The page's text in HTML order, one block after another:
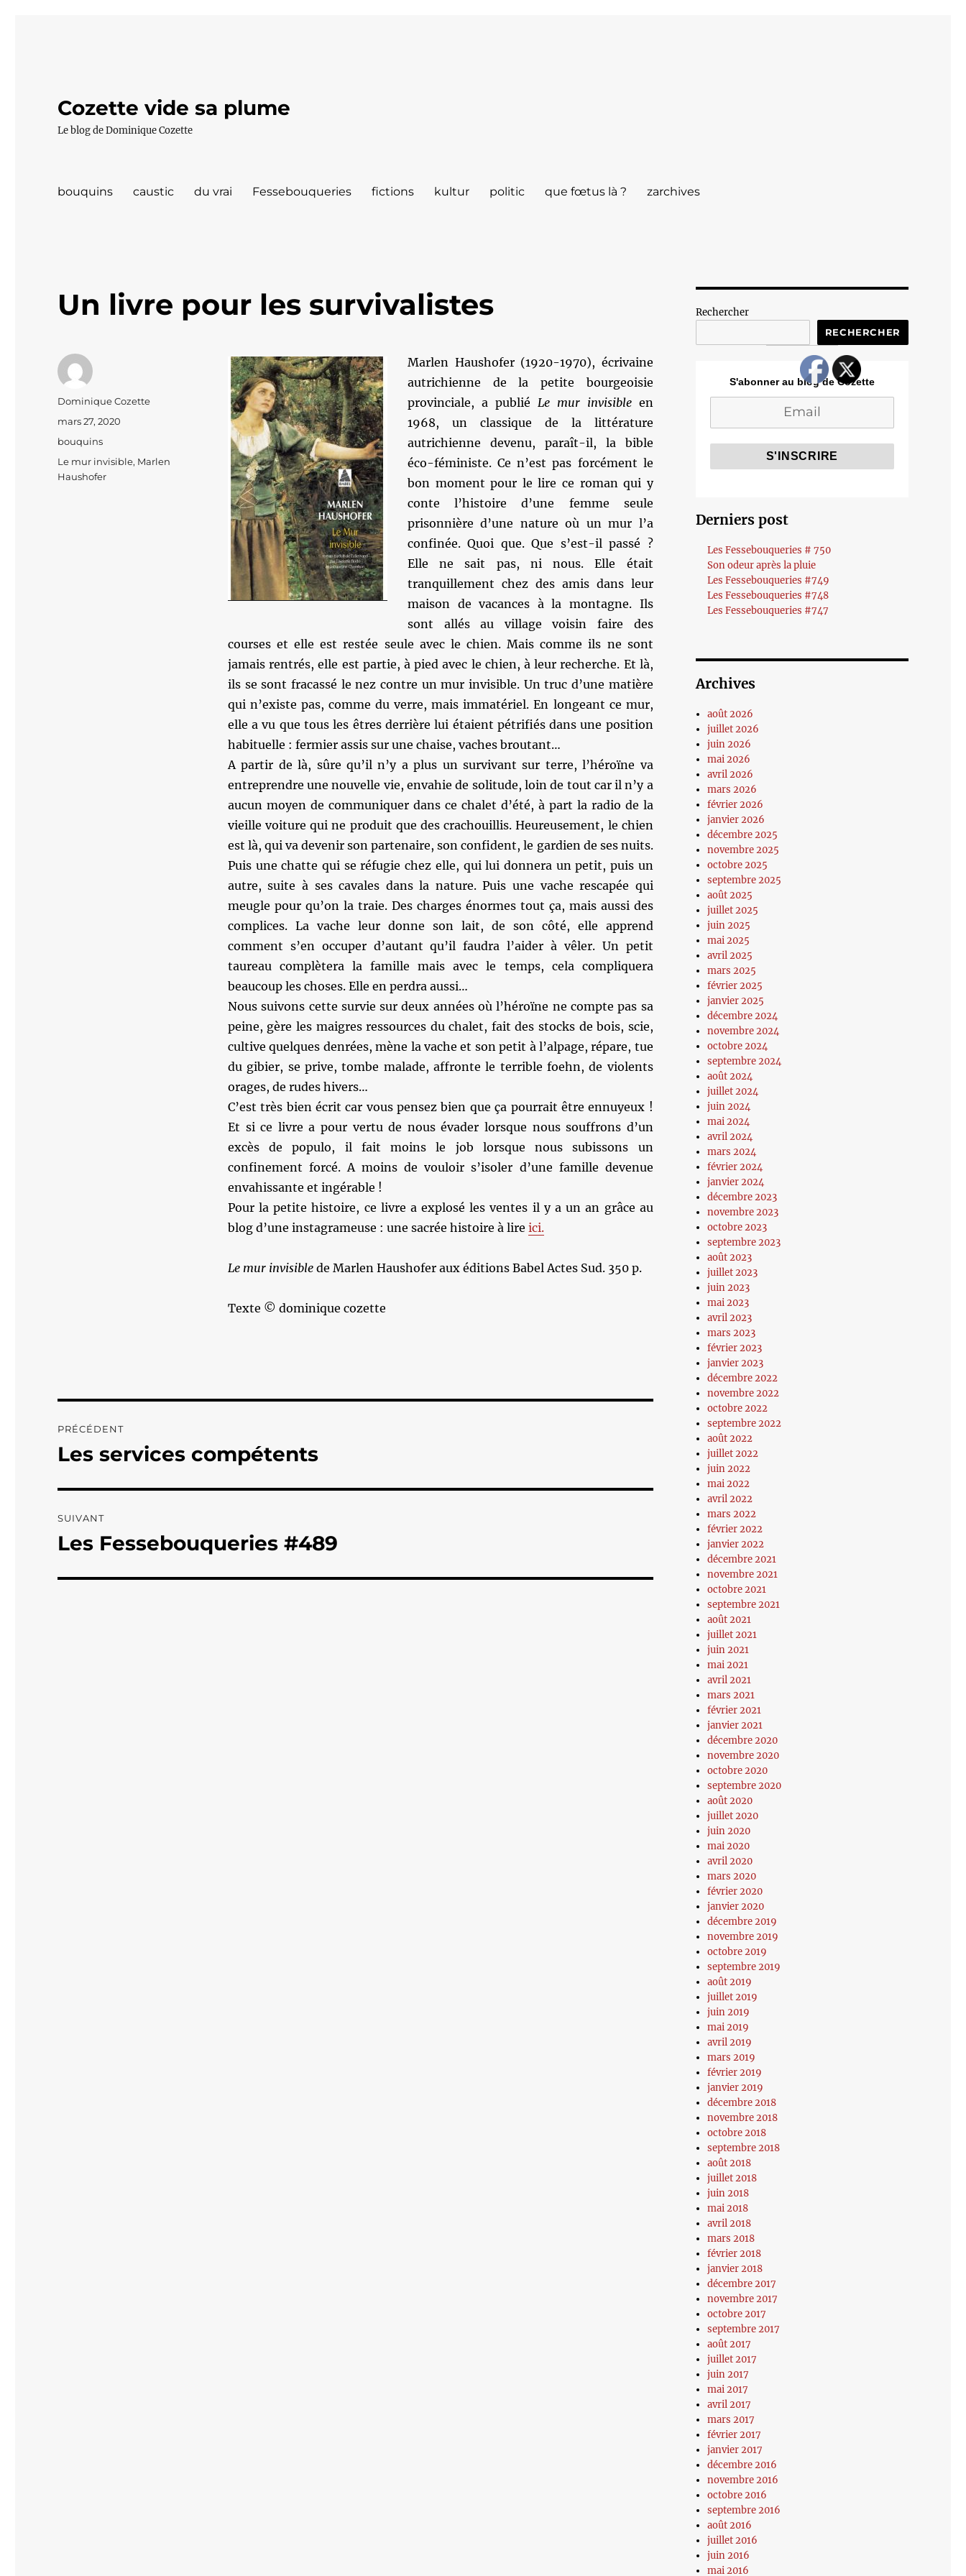
Cozette vide sa plume
Le blog de Dominique Cozette
bouquins caustic du vrai Fessebouqueries fictions kultur politic que fœtus là ? zarchives
Un livre pour les survivalistes
Marlen Haushofer (1920-1970), écrivaine
autrichienne de la petite bourgeoisie
provinciale, a publié Le mur invisibleen
1968, un classique de la littérature
autrichienne devenu, paraît-il, la bible
éco-féministe. Ce n’est pas forcément le
bon moment pour le lire ce roman qui y
conte l’histoire d’une femme seule
prisonnière d’une nature où un mur l’a
confinée. Quoi que. Que s’est-il passé ?
Elle ne sait pas, ni nous. Elle était
tranquillement chez des amis dans leur
maison de vacances à la montagne. Ils
sont allés au village voisin faire des
courses et elle est restée seule avec le chien. Mais comme ils ne sont
jamais rentrés, elle est partie, à pied avec le chien, à leur recherche. Et là,
ils se sont fracassé le nez contre un mur invisible. Un truc d’une matière
qui n’existe pas, comme du verre, mais immatériel. En longeant ce mur,
elle a vu que tous les êtres derrière lui étaient pétrifiés dans une position
habituelle : fermier assis sur une chaise, vaches broutant…
A partir de là, sûre qu’il n’y a plus un survivant sur terre, l’héroïne va
entreprendre une nouvelle vie, envahie de solitude, loin de tout car il n’y a
aucun moyen de communiquer dans ce chalet d’été, à part la radio de la
vieille voiture qui ne produit que des crachouillis. Heureusement, le chien
est là, qui va devenir son partenaire, son confident, le gardien de ses nuits.
Puis une chatte qui se réfugie chez elle, qui lui donnera un petit, puis un
autre, suite à ses cavales dans la nature. Puis une vache rescapée qui
meugle pour qu’on la traie. Des charges énormes tout ça, mais aussi des
complices. La vache leur donne son lait, de son côté, elle apprend
comment s’en occuper d’autant qu’il faudra l’aider à vêler. Un petit
taureau complètera la famille mais avec le temps, cela compliquera
beaucoup les choses. Elle en perdra aussi…
Nous suivons cette survie sur deux années où l’héroïne ne compte pas sa
peine, gère les maigres ressources du chalet, fait des stocks de bois, scie,
cultive quelques denrées, mène la vache et son petit à l’alpage, répare, tue
du gibier, se prive, tombe malade, affronte le terrible foehn, de violents
orages, de rudes hivers…
C’est très bien écrit car vous pensez bien que ça pourrait être ennuyeux !
Et si ce livre a pour vertu de nous évader lorsque nous souffrons d’un
excès de populo, il fait moins le job lorsque nous subissons un
confinement forcé. A moins de vouloir s’isoler d’une famille devenue
envahissante et ingérable !
Pour la petite histoire, ce livre a explosé les ventes il y a un an grâce au
blog d’une instagrameuse : une sacrée histoire à lire ici.
Le mur invisible de Marlen Haushofer aux éditions Babel Actes Sud. 350 p.
Texte © dominique cozette
Auteur
Dominique Cozette
Publié
le
mars 27, 2020
Catégories
bouquins
Étiquettes
Le mur invisible, Marlen
Haushofer
de
PRÉCÉDENT
Publication
Les services compétents
SUIVANT
Publication
Les Fessebouqueries #489
Rechercher
RECHERCHER
S'abonner au blog de Cozette
Derniers post
Les Fessebouqueries # 750
Son odeur après la pluie
Les Fessebouqueries #749
Les Fessebouqueries #748
Les Fessebouqueries #747
Archives
août 2026
juillet 2026
juin 2026
mai 2026
avril 2026
mars 2026
février 2026
janvier 2026
décembre 2025
novembre 2025
octobre 2025
septembre 2025
août 2025
juillet 2025
juin 2025
mai 2025
avril 2025
mars 2025
février 2025
janvier 2025
décembre 2024
novembre 2024
octobre 2024
septembre 2024
août 2024
juillet 2024
juin 2024
mai 2024
avril 2024
mars 2024
février 2024
janvier 2024
décembre 2023
novembre 2023
octobre 2023
septembre 2023
août 2023
juillet 2023
juin 2023
mai 2023
avril 2023
mars 2023
février 2023
janvier 2023
décembre 2022
novembre 2022
octobre 2022
septembre 2022
août 2022
juillet 2022
juin 2022
mai 2022
avril 2022
mars 2022
février 2022
janvier 2022
décembre 2021
novembre 2021
octobre 2021
septembre 2021
août 2021
juillet 2021
juin 2021
mai 2021
avril 2021
mars 2021
février 2021
janvier 2021
décembre 2020
novembre 2020
octobre 2020
septembre 2020
août 2020
juillet 2020
juin 2020
mai 2020
avril 2020
mars 2020
février 2020
janvier 2020
décembre 2019
novembre 2019
octobre 2019
septembre 2019
août 2019
juillet 2019
juin 2019
mai 2019
avril 2019
mars 2019
février 2019
janvier 2019
décembre 2018
novembre 2018
octobre 2018
septembre 2018
août 2018
juillet 2018
juin 2018
mai 2018
avril 2018
mars 2018
février 2018
janvier 2018
décembre 2017
novembre 2017
octobre 2017
septembre 2017
août 2017
juillet 2017
juin 2017
mai 2017
avril 2017
mars 2017
février 2017
janvier 2017
décembre 2016
novembre 2016
octobre 2016
septembre 2016
août 2016
juillet 2016
juin 2016
mai 2016